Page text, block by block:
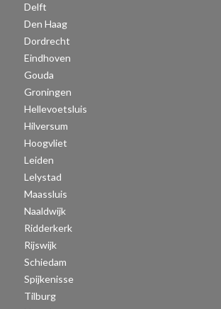
Delft
Den Haag
Dordrecht
Eindhoven
Gouda
Groningen
Hellevoetsluis
Hilversum
Hoogvliet
Leiden
Lelystad
Maassluis
Naaldwijk
Ridderkerk
Rijswijk
Schiedam
Spijkenisse
Tilburg